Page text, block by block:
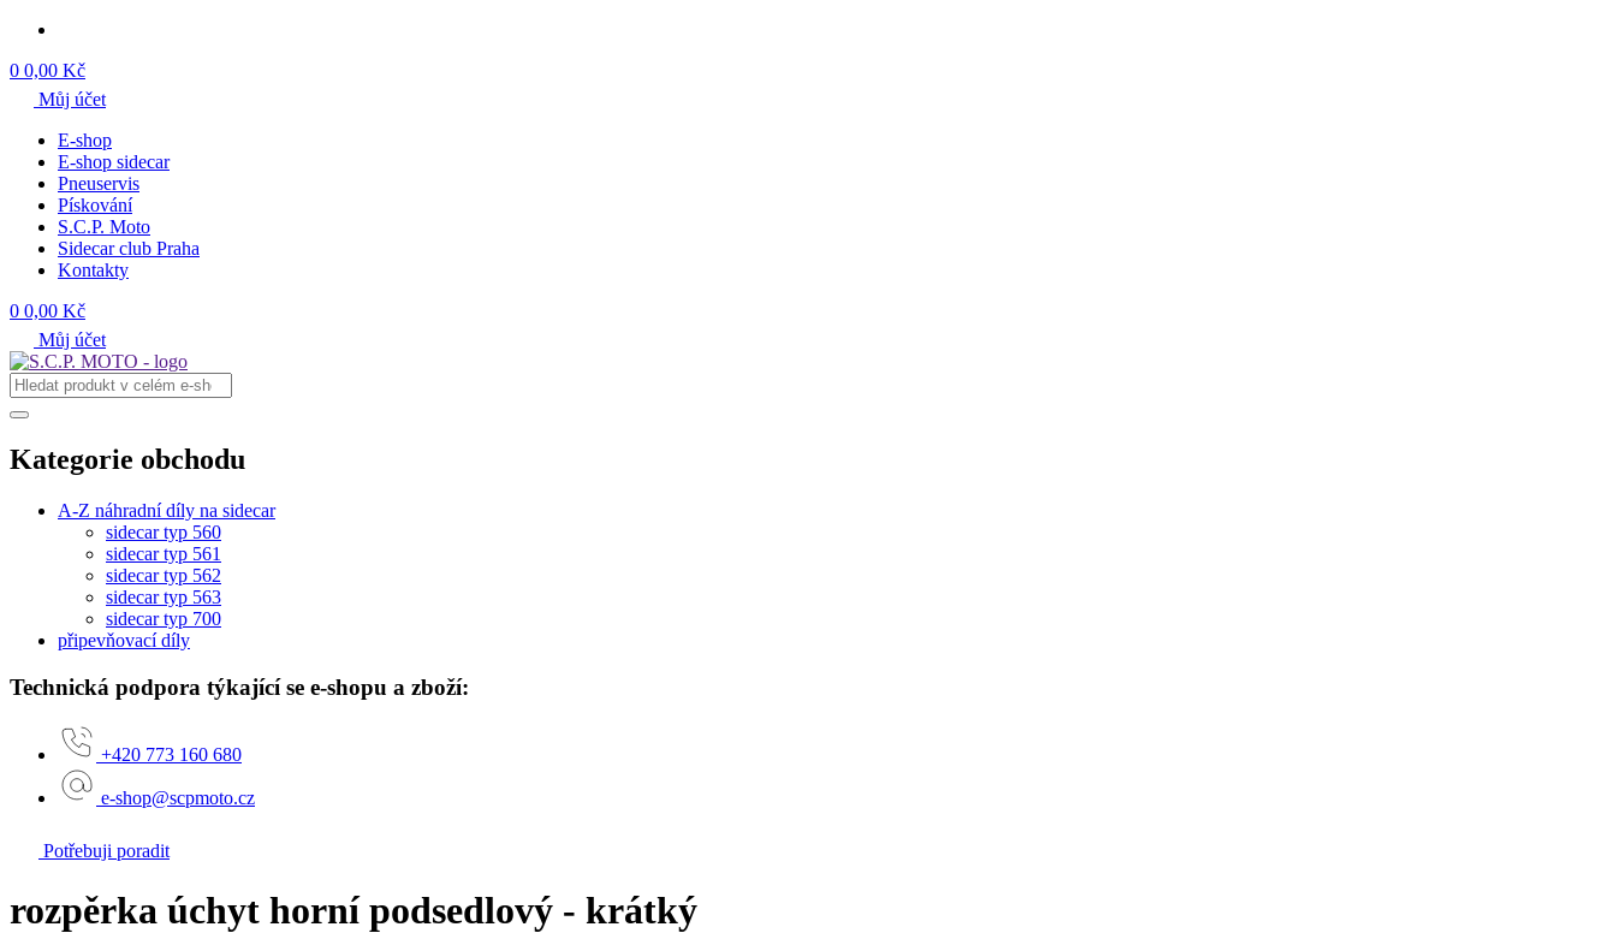
0 0,00 Kč
Můj účet
E-shop
E-shop sidecar
Pneuservis
Pískování
S.C.P. Moto
Sidecar club Praha
Kontakty
0 0,00 Kč
Můj účet
Kategorie obchodu
A-Z náhradní díly na sidecar
sidecar typ 560
sidecar typ 561
sidecar typ 562
sidecar typ 563
sidecar typ 700
připevňovací díly
Technická podpora týkající se e-shopu a zboží:
+420 773 160 680
e-shop@scpmoto.cz
Potřebuji poradit
rozpěrka úchyt horní podsedlový - krátký